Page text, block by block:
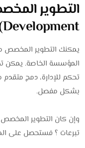
Development)
يمكنك التطوير المخصص
المؤسسة الخاصة. يمكن
تحكم للإدارة، دمج متقدم
بشكل مفصل.
وإن كان التطوير
تبرعات ؟ فستحصل على